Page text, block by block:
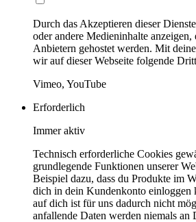
Durch das Akzeptieren dieser
oder andere Medieninhalte anzeigen,
Anbietern gehostet werden. Mit
wir auf dieser Webseite folgende
Vimeo, YouTube
Erforderlich
Immer aktiv
Technisch erforderliche Cookies
grundlegende Funktionen unserer
Beispiel dazu, dass du Produkte im
dich in dein Kundenkonto einloggen
auf dich ist für uns dadurch nicht
anfallende Daten werden niemals an